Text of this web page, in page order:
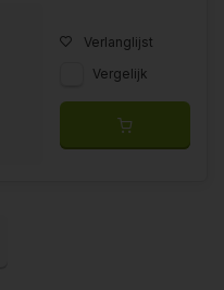
Verlanglijst
Vergelijk